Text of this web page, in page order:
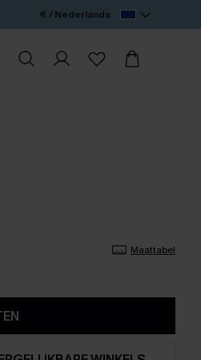
€ / Nederlands
Maattabel